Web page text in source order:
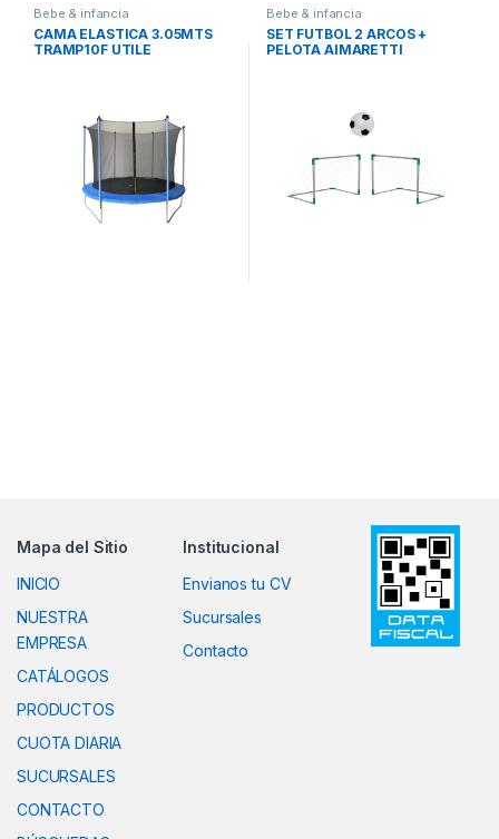
Bebe & infancia
CAMA ELASTICA 3.05MTS
TRAMP10F UTILE
Bebe & infancia
SET FUTBOL 2 ARCOS +
PELOTA AIMARETTI
Mapa del Sitio
INICIO
NUESTRA
EMPRESA
CATÁLOGOS
PRODUCTOS
CUOTA DIARIA
SUCURSALES
CONTACTO
Institucional
Envianos tu CV
Sucursales
Contacto